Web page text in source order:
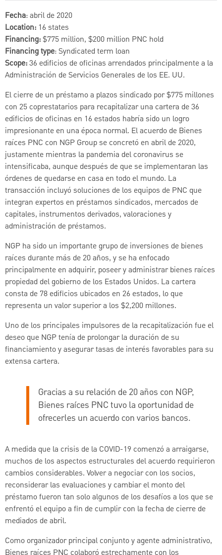
Fecha: abril de 2020
Location: 16 states
Financing:$775 million, $200 million PNC hold
Financing type: Syndicated term loan
Scope:36 edificios de oficinas arrendados principalmente a la
Administración de Servicios Generales de los EE. UU.
El cierre de un préstamo a plazos sindicado por $775 millones
con 25 coprestatarios para recapitalizar una cartera de 36
edificios de oficinas en 16 estados habría sido un logro
impresionante en una época normal. El acuerdo de Bienes
raíces PNC con NGP Group se concretó en abril de 2020,
justamente mientras la pandemia del coronavirus se
intensificaba, aunque después de que se implementaran las
órdenes de quedarse en casa en todo el mundo. La
transacción incluyó soluciones de los equipos de PNC que
integran expertos en préstamos sindicados, mercados de
capitales, instrumentos derivados, valoraciones y
administración de préstamos.
NGP ha sido un importante grupo de inversiones de bienes
raíces durante más de 20 años, y se ha enfocado
principalmente en adquirir, poseer y administrar bienes raíces
propiedad del gobierno de los Estados Unidos. La cartera
consta de 78 edificios ubicados en 26 estados, lo que
representa un valor superior a los $2,200 millones.
Uno de los principales impulsores de la recapitalización fue el
deseo que NGP tenía de prolongar la duración de su
financiamiento y asegurar tasas de interés favorables para su
extensa cartera.
Gracias a su relación de 20 años con NGP,
Bienes raíces PNC tuvo la oportunidad de
ofrecerles un acuerdo con varios bancos.
A medida que la crisis de la COVID-19 comenzó a arraigarse,
muchos de los aspectos estructurales del acuerdo requirieron
cambios considerables. Volver a negociar con los socios,
reconsiderar las evaluaciones y cambiar el monto del
préstamo fueron tan solo algunos de los desafíos a los que se
enfrentó el equipo a fin de cumplir con la fecha de cierre de
mediados de abril.
Como organizador principal conjunto y agente administrativo,